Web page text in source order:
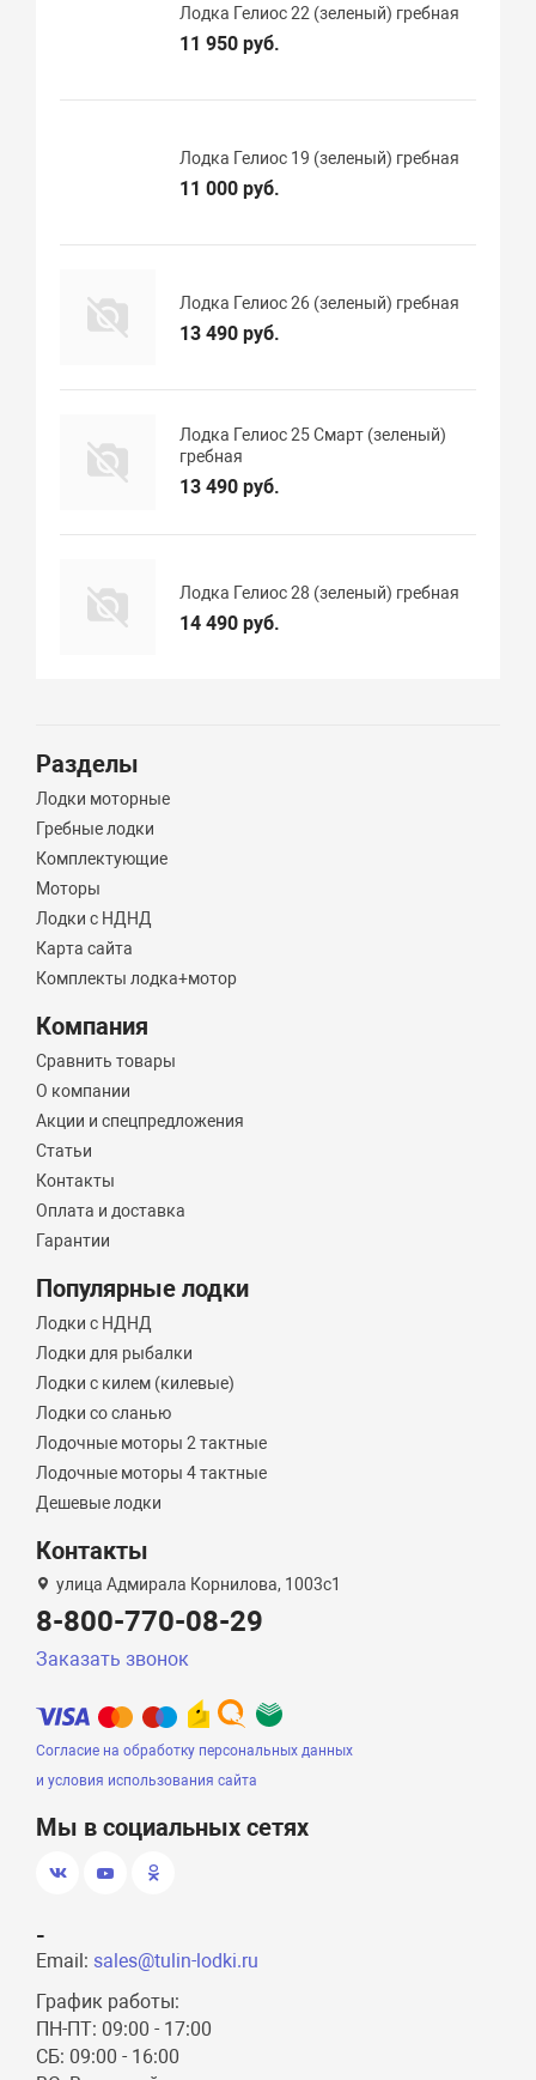
Лодка Гелиос 22 (зеленый) гребная
11 950 руб.
Лодка Гелиос 19 (зеленый) гребная
11 000 руб.
Лодка Гелиос 26 (зеленый) гребная
13 490 руб.
Лодка Гелиос 25 Смарт (зеленый)
гребная
13 490 руб.
Лодка Гелиос 28 (зеленый) гребная
14 490 руб.
Разделы
Лодки моторные
Гребные лодки
Комплектующие
Моторы
Лодки с НДНД
Карта сайта
Комплекты лодка+мотор
Компания
Сравнить товары
О компании
Акции и спецпредложения
Статьи
Контакты
Оплата и доставка
Гарантии
Популярные лодки
Лодки с НДНД
Лодки для рыбалки
Лодки с килем (килевые)
Лодки со сланью
Лодочные моторы 2 тактные
Лодочные моторы 4 тактные
Дешевые лодки
Контакты
улица Адмирала Корнилова, 1003с1
8-800-770-08-29
Заказать звонок
Согласие на обработку персональных данных
и условия использования сайта
Мы в социальных сетях
-
Email: sales@tulin-lodki.ru
График работы:
ПН-ПТ: 09:00 - 17:00
СБ: 09:00 - 16:00